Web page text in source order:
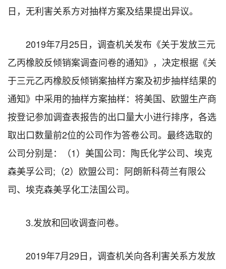
日，无利害关系方对抽样方案及结果提出异议。
2019年7月25日，调查机关发布《关于发放三元
乙丙橡胶反倾销案调查问卷的通知》，决定根据《关
于三元乙丙橡胶反倾销案抽样方案及初步抽样结果的
通知》中采用的抽样方案抽样：将美国、欧盟生产商
按登记参加调查表报告的出口量大小进行排序，各选
取出口数量前2位的公司作为答卷公司。最终选取的
公司分别是：（1）美国公司：陶氏化学公司、埃克
森美孚公司;（2）欧盟公司：阿朗新科荷兰有限公
司、埃克森美孚化工法国公司。
3.发放和回收调查问卷。
2019年7月29日，调查机关向各利害关系方发放